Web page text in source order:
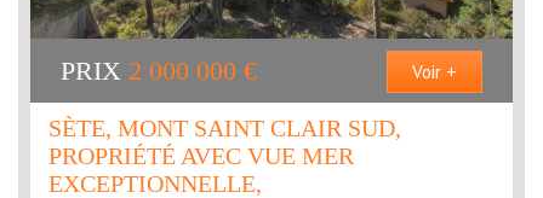
PRIX 2 000 000 € Voir +
SÈTE, MONT SAINT CLAIR SUD,
PROPRIÉTÉ AVEC VUE MER
EXCEPTIONNELLE,